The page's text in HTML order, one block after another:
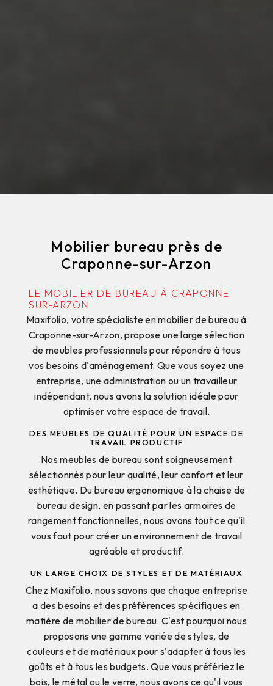
Mobilier bureau près de
Craponne-sur-Arzon
LE MOBILIER DE BUREAU À CRAPONNE-
SUR-ARZON
Maxifolio, votre spécialiste en mobilier de bureau à
Craponne-sur-Arzon, propose une large sélection
de meubles professionnels pour répondre à tous
vos besoins d'aménagement. Que vous soyez une
entreprise, une administration ou un travailleur
indépendant, nous avons la solution idéale pour
optimiser votre espace de travail.
DES MEUBLES DE QUALITÉ POUR UN ESPACE DE
TRAVAIL PRODUCTIF
Nos meubles de bureau sont soigneusement
sélectionnés pour leur qualité, leur confort et leur
esthétique. Du bureau ergonomique à la chaise de
bureau design, en passant par les armoires de
rangement fonctionnelles, nous avons tout ce qu'il
vous faut pour créer un environnement de travail
agréable et productif.
UN LARGE CHOIX DE STYLES ET DE MATÉRIAUX
Chez Maxifolio, nous savons que chaque entreprise
a des besoins et des préférences spécifiques en
matière de mobilier de bureau. C'est pourquoi nous
proposons une gamme variée de styles, de
couleurs et de matériaux pour s'adapter à tous les
goûts et à tous les budgets. Que vous préfériez le
bois, le métal ou le verre, nous avons ce qu'il vous